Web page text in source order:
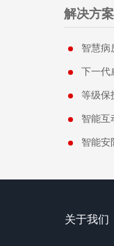
解决方案
智慧病
下一代
等级保
智能互
智能安
关于我们